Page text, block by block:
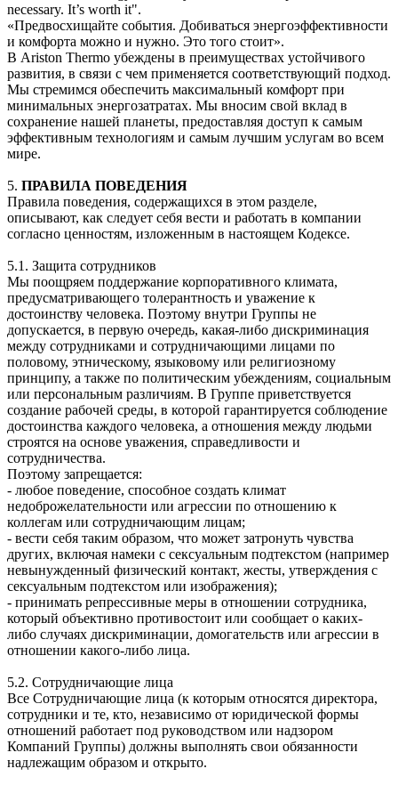
necessary. It’s worth it".
«Предвосхищайте события. Добиваться энергоэффективности
и комфорта можно и нужно. Это того стоит».
В Ariston Thermo убеждены в преимуществах устойчивого
развития, в связи с чем применяется соответствующий подход.
Мы стремимся обеспечить максимальный комфорт при
минимальных энергозатратах. Мы вносим свой вклад в
сохранение нашей планеты, предоставляя доступ к самым
эффективным технологиям и самым лучшим услугам во всем
мире.
5. ПРАВИЛА ПОВЕДЕНИЯ
Правила поведения, содержащихся в этом разделе,
описывают, как следует себя вести и работать в компании
согласно ценностям, изложенным в настоящем Кодексе.
5.1. Защита сотрудников
Мы поощряем поддержание корпоративного климата,
предусматривающего толерантность и уважение к
достоинству человека. Поэтому внутри Группы не
допускается, в первую очередь, какая-либо дискриминация
между сотрудниками и сотрудничающими лицами по
половому, этническому, языковому или религиозному
принципу, а также по политическим убеждениям, социальным
или персональным различиям. В Группе приветствуется
создание рабочей среды, в которой гарантируется соблюдение
достоинства каждого человека, а отношения между людьми
строятся на основе уважения, справедливости и
сотрудничества.
Поэтому запрещается:
- любое поведение, способное создать климат
недоброжелательности или агрессии по отношению к
коллегам или сотрудничающим лицам;
- вести себя таким образом, что может затронуть чувства
других, включая намеки с сексуальным подтекстом (например
невынужденный физический контакт, жесты, утверждения с
сексуальным подтекстом или изображения);
- принимать репрессивные меры в отношении сотрудника,
который объективно противостоит или сообщает о каких-
либо случаях дискриминации, домогательств или агрессии в
отношении какого-либо лица.
5.2. Сотрудничающие лица
Все Сотрудничающие лица (к которым относятся директора,
сотрудники и те, кто, независимо от юридической формы
отношений работает под руководством или надзором
Компаний Группы) должны выполнять свои обязанности
надлежащим образом и открыто.